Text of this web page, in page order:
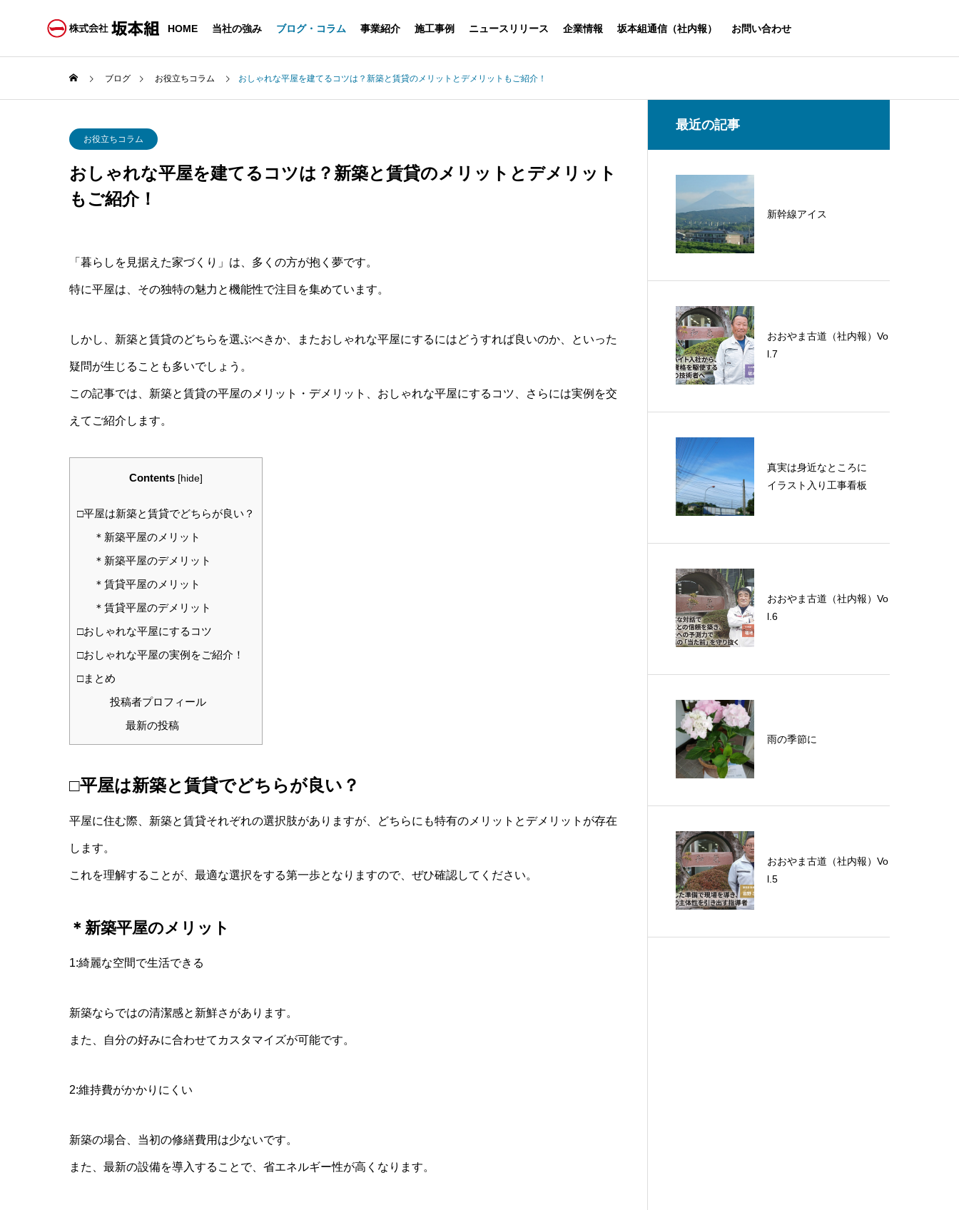
HOME 当社の強み ブログ・コラム 事業紹介 施工事例 ニュースリリース 企業情報 坂本組通信（社内報） お問い合わせ
ブログ お役立ちコラム おしゃれな平屋を建てるコツは？新築と賃貸のメリットとデメリットもご紹介！
お役立ちコラム
おしゃれな平屋を建てるコツは？新築と賃貸のメリットとデメリット
もご紹介！
「暮らしを見据えた家づくり」は、多くの方が抱く夢です。
特に平屋は、その独特の魅力と機能性で注目を集めています。
しかし、新築と賃貸のどちらを選ぶべきか、またおしゃれな平屋にするにはどうすれば良いのか、といった
疑問が生じることも多いでしょう。
この記事では、新築と賃貸の平屋のメリット・デメリット、おしゃれな平屋にするコツ、さらには実例を交
えてご紹介します。
Contents [hide]
□平屋は新築と賃貸でどちらが良い？
＊新築平屋のメリット
＊新築平屋のデメリット
＊賃貸平屋のメリット
＊賃貸平屋のデメリット
□おしゃれな平屋にするコツ
□おしゃれな平屋の実例をご紹介！
□まとめ
投稿者プロフィール
最新の投稿
□平屋は新築と賃貸でどちらが良い？
平屋に住む際、新築と賃貸それぞれの選択肢がありますが、どちらにも特有のメリットとデメリットが存在
します。
これを理解することが、最適な選択をする第一歩となりますので、ぜひ確認してください。
＊新築平屋のメリット
1:綺麗な空間で生活できる
新築ならではの清潔感と新鮮さがあります。
また、自分の好みに合わせてカスタマイズが可能です。
2:維持費がかかりにくい
新築の場合、当初の修繕費用は少ないです。
また、最新の設備を導入することで、省エネルギー性が高くなります。
最近の記事
新幹線アイス
おおやま古道（社内報）Vo
l.7
真実は身近なところに
イラスト入り工事看板
おおやま古道（社内報）Vo
l.6
雨の季節に
おおやま古道（社内報）Vo
l.5